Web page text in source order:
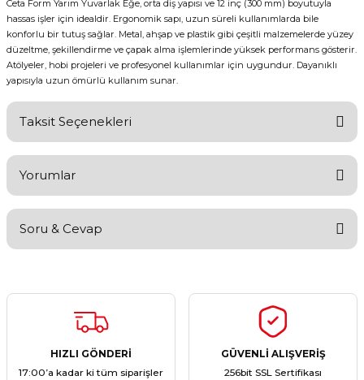
Ceta Form Yarım Yuvarlak Eğe, orta diş yapısı ve 12 inç (300 mm) boyutuyla
hassas işler için idealdir. Ergonomik sapı, uzun süreli kullanımlarda bile
konforlu bir tutuş sağlar. Metal, ahşap ve plastik gibi çeşitli malzemelerde yüzey
düzeltme, şekillendirme ve çapak alma işlemlerinde yüksek performans gösterir.
Atölyeler, hobi projeleri ve profesyonel kullanımlar için uygundur. Dayanıklı
yapısıyla uzun ömürlü kullanım sunar.
Taksit Seçenekleri
Yorumlar
Yorum Yaz
Soru & Cevap
Ürün hakkında henüz soru sorulmamış.
HIZLI GÖNDERİ
17:00’a kadar ki tüm siparişler
GÜVENLİ ALIŞVERİŞ
256bit SSL Sertifikası